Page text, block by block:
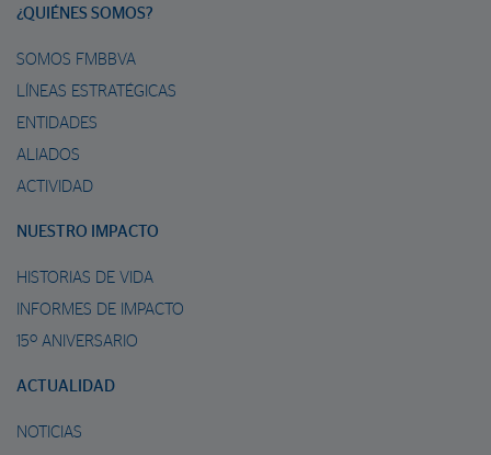
¿QUIÉNES SOMOS?
SOMOS FMBBVA
LÍNEAS ESTRATÉGICAS
ENTIDADES
ALIADOS
ACTIVIDAD
NUESTRO IMPACTO
HISTORIAS DE VIDA
INFORMES DE IMPACTO
15º ANIVERSARIO
ACTUALIDAD
NOTICIAS